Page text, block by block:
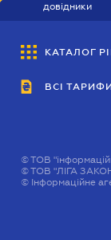
довідники
ВІСНИК
КАТАЛОГ
ВСІ
©ТОВ
©ТОВ "ЛІГА
© Інформаційне